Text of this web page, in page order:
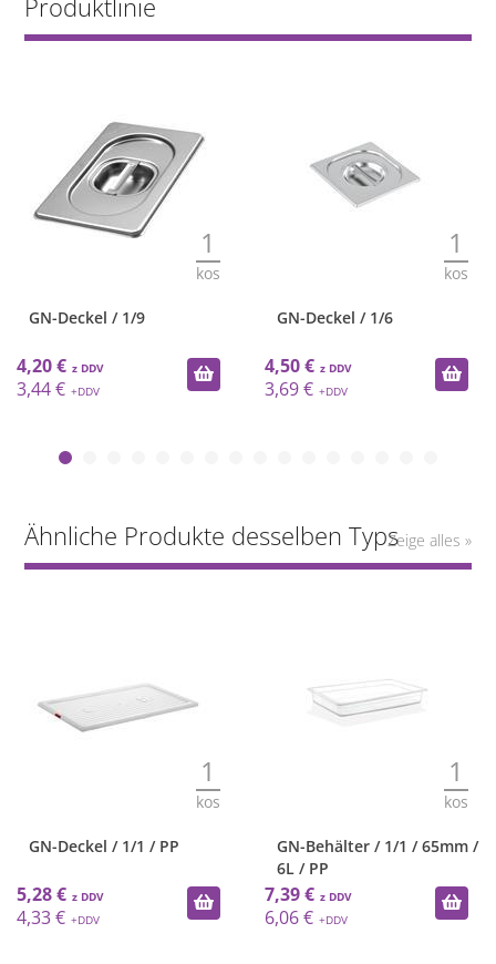
Produktlinie
1
kos
GN-Deckel / 1/9
4,20 €
3,44 €
1
kos
GN-Deckel / 1/6
4,50 €
3,69 €
Ähnliche Produkte desselben TypsZeige alles »
1
kos
GN-Behälter / 1/1 / 65mm /
7,39 €
6,06 €
1
kos
GN-Behälter / 1/1 / 100mm
/ 12L / PP
8,70 €
7,13 €